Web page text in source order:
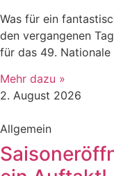
​Was für ein
den vergangenen
für das 49.
Mehr dazu »
2. August 2026
Allgemein